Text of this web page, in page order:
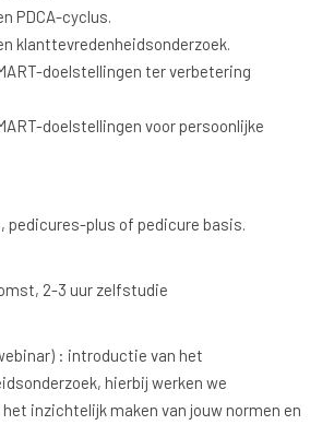
PDCA-cyclus.
klanttevredenheidsonderzoek.
doelstellingen ter verbetering
doelstellingen voor persoonlijke
pedicures-plus of pedicure basis.
2-3 uur zelfstudie
: introductie van het
hierbij werken we
inzichtelijk maken van jouw normen en